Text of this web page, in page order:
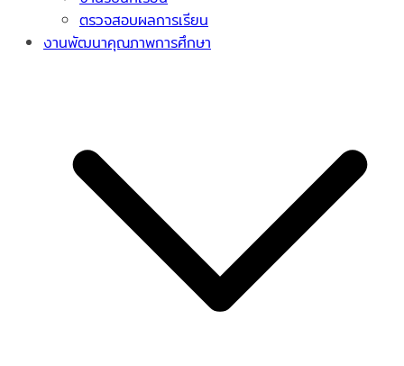
ตรวจสอบผลการเรียน
งานพัฒนาคุณภาพการศึกษา